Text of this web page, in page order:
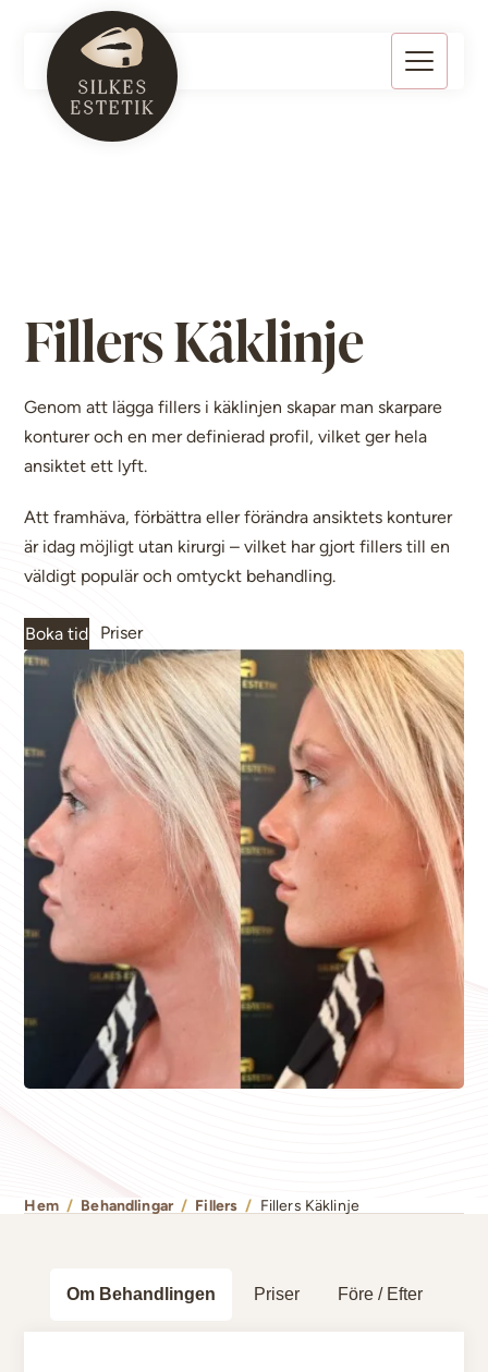
Fillers Käklinje
Genom att lägga fillers i käklinjen skapar man skarpare
konturer och en mer definierad profil, vilket ger hela
ansiktet ett lyft.
Att framhäva, förbättra eller förändra ansiktets konturer
är idag möjligt utan kirurgi – vilket har gjort fillers till en
väldigt populär och omtyckt behandling.
Boka tid Priser
Hem / Behandlingar / Fillers / Fillers Käklinje
Om Behandlingen Priser Före / Efter